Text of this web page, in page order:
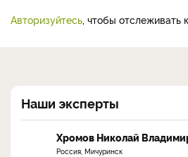
Авторизуйтесь , чтобы отслеживать
Наши эксперты
Хромов Николай
Россия, Мичуринск